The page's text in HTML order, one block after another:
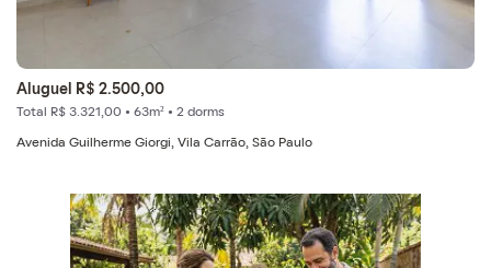
Aluguel R$ 2.500,00
Total R$ 3.321,00 • 63m² • 2 dorms
Avenida Guilherme Giorgi, Vila Carrão, São Paulo